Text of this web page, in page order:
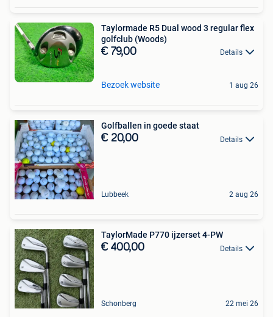
Taylormade R5 Dual wood 3 regular flex
golfclub (Woods)
€ 79,00 Details
Bezoek website 1 aug 26
Golfballen in goede staat
€ 20,00 Details
Lubbeek 2 aug 26
TaylorMade P770 ijzerset 4-PW
€ 400,00 Details
Schonberg 22 mei 26